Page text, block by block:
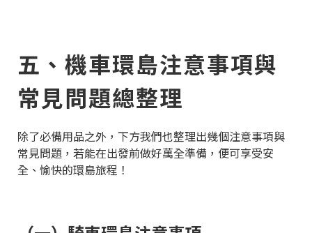
五、機車環島注意事項與
常見問題總整理
除了必備用品之外，下方我們也整理出幾個注意事項與
常見問題，若能在出發前做好萬全準備，便可享受安
全、愉快的環島旅程！